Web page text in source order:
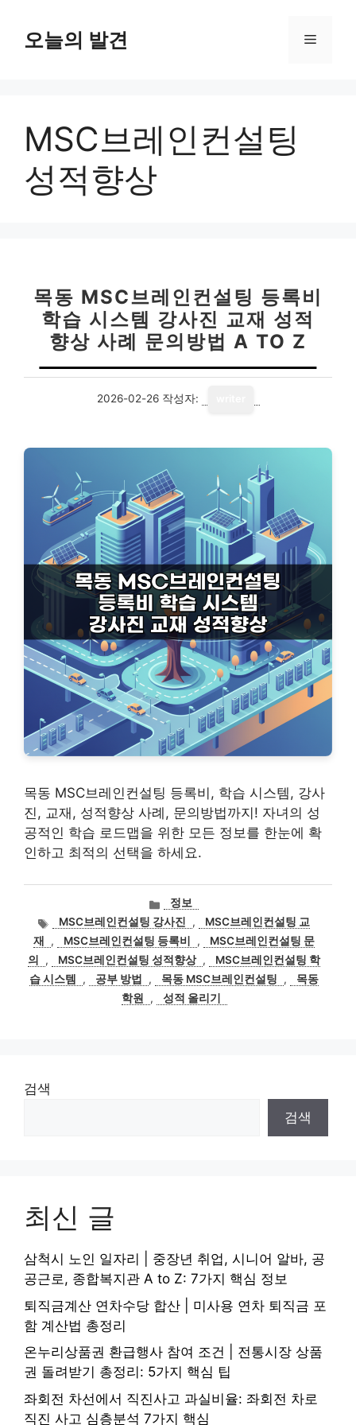
오늘의 발견 메
MSC브레인컨설팅
성적향상
목동 MSC브레인컨설팅 등록비
학습 시스템 강사진 교재 성적
향상 사례 문의방법 A TO Z
2026-02-26 작성자:
목동 MSC브레인컨설팅 등록비, 학습 시스템, 강사
진, 교재, 성적향상 사례, 문의방법까지! 자녀의 성
공적인 학습 로드맵을 위한 모든 정보를 한눈에 확
인하고 최적의 선택을 하세요.
카
테
고
리
정보
태MSC브레인컨설팅 강사진 ,
MSC브레인컨설팅 교
재
, MSC브레인컨설팅 등록비 ,
MSC브레인컨설팅 문
의
, MSC브레인컨설팅 성적향상 ,
MSC브레인컨설팅 학
습 시스템
, 공부 방법 , 목동 MSC브레인컨설팅 ,
목동
학원
, 성적 올리기
검색
검색
최신 글
삼척시 노인 일자리 | 중장년 취업, 시니어 알바, 공
공근로, 종합복지관 A to Z: 7가지 핵심 정보
퇴직금계산 연차수당 합산 | 미사용 연차 퇴직금 포
함 계산법 총정리
온누리상품권 환급행사 참여 조건 | 전통시장 상품
권 돌려받기 총정리: 5가지 핵심 팁
좌회전 차선에서 직진사고 과실비율: 좌회전 차로
직진 사고 심층분석 7가지 핵심